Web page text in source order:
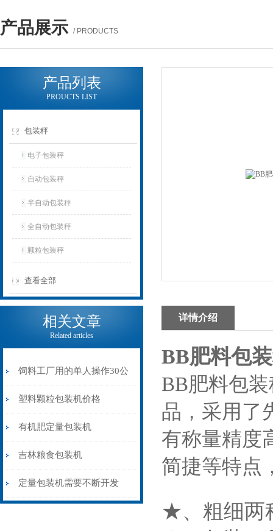
产品展示 / PRODUCTS
产品列表
PROUCTS LIST
包装秤
电子包装秤
自动包装秤
半自动包装秤
全自动包装秤
颗粒包装秤
查看全部
相关文章
Related articles
饲料工厂用的单人操作30公
斤半自动包装秤价格
塑料颗粒包装机价格
有机肥定量包装机
吉林粮食包装机
定量包装机需要不断开发
详情介绍
BB肥料包
BB肥料包
品，采用了
有称量精度
简捷等特点
★、粗细两